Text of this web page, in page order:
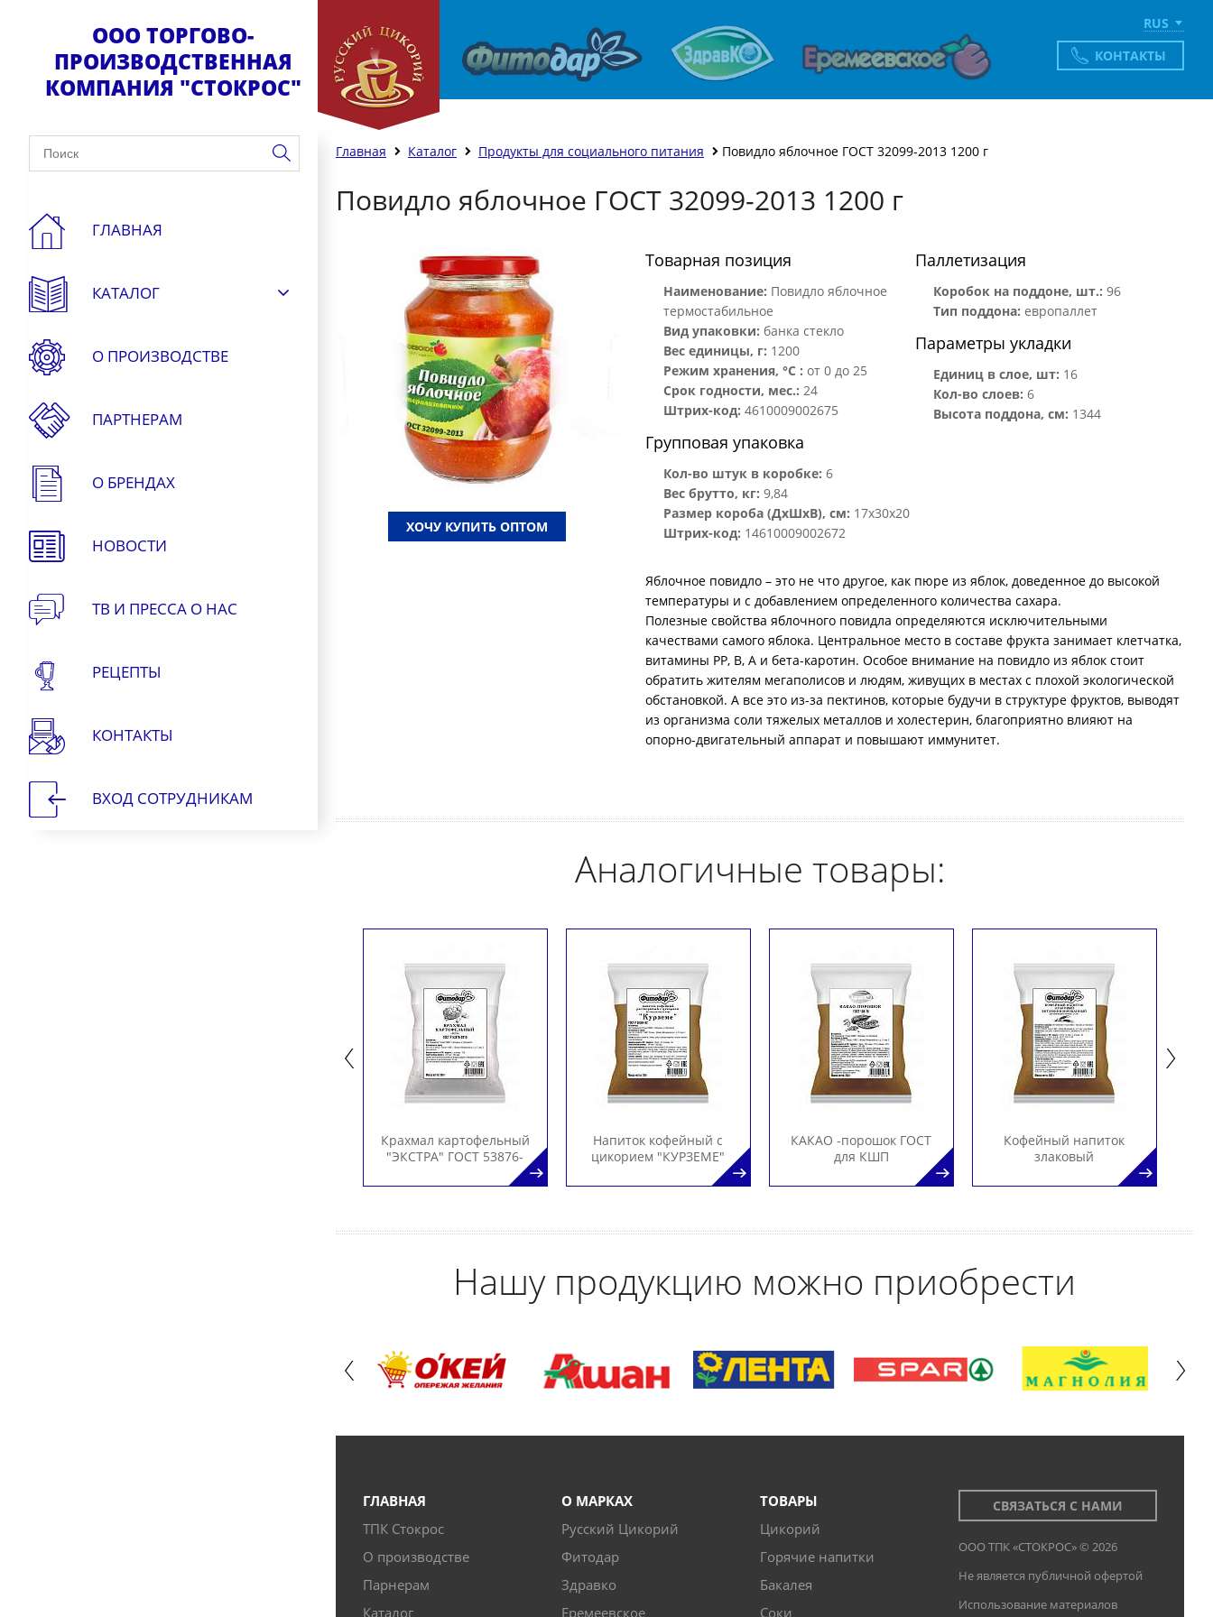
ООО ТОРГОВО-
ПРОИЗВОДСТВЕННАЯ
КОМПАНИЯ "СТОКРОС"
RUS
КОНТАКТЫ
ГЛАВНАЯ
КАТАЛОГ
О ПРОИЗВОДСТВЕ
ПАРТНЕРАМ
О БРЕНДАХ
НОВОСТИ
ТВ И ПРЕССА О НАС
РЕЦЕПТЫ
КОНТАКТЫ
ВХОД СОТРУДНИКАМ
Главная Каталог Продукты для социального питания Повидло яблочное ГОСТ 32099-2013 1200 г
Повидло яблочное ГОСТ 32099-2013 1200 г
ХОЧУ КУПИТЬ ОПТОМ
Товарная позиция
Наименование: Повидло яблочное
термостабильное
Вид упаковки: банка стекло
Вес единицы, г: 1200
Режим хранения, °С : от 0 до 25
Срок годности, мес.: 24
Штрих-код: 4610009002675
Групповая упаковка
Кол-во штук в коробке: 6
Вес брутто, кг: 9,84
Размер короба (ДхШхВ), см: 17х30х20
Штрих-код: 14610009002672
Паллетизация
Коробок на поддоне, шт.: 96
Тип поддона: европаллет
Параметры укладки
Единиц в слое, шт: 16
Кол-во слоев: 6
Высота поддона, см: 1344
Яблочное повидло – это не что другое, как пюре из яблок, доведенное до высокой
температуры и с добавлением определенного количества сахара.
Полезные свойства яблочного повидла определяются исключительными
качествами самого яблока. Центральное место в составе фрукта занимает клетчатка,
витамины РР, В, А и бета-каротин. Особое внимание на повидло из яблок стоит
обратить жителям мегаполисов и людям, живущих в местах с плохой экологической
обстановкой. А все это из-за пектинов, которые будучи в структуре фруктов, выводят
из организма соли тяжелых металлов и холестерин, благоприятно влияют на
опорно-двигательный аппарат и повышают иммунитет.
Аналогичные товары:
Крахмал картофельный
"ЭКСТРА" ГОСТ 53876-
Напиток кофейный с
цикорием "КУРЗЕМЕ"
КАКАО -порошок ГОСТ
для КШП
Кофейный напиток
злаковый
витаминизированный
для КШП
Нашу продукцию можно приобрести
ГЛАВНАЯ
ТПК Стокрос
О производстве
Парнерам
Каталог
О МАРКАХ
Русский Цикорий
Фитодар
Здравко
Еремеевское
ТОВАРЫ
Цикорий
Горячие напитки
Бакалея
Соки
СВЯЗАТЬСЯ С НАМИ
ООО ТПК «СТОКРОС» © 2026
Не является публичной офертой
Использование материалов